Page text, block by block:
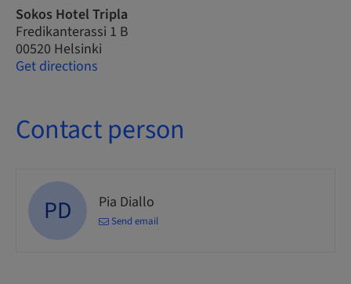
Sokos Hotel Tripla
Fredikanterassi 1 B
00520 Helsinki
Get directions
Contact person
PD Pia Diallo
Send email